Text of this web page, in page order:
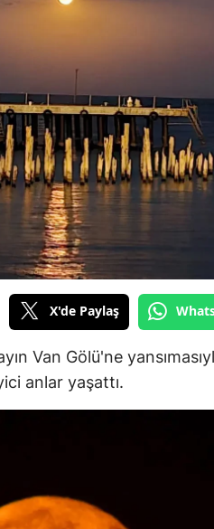
Bingöl
Bitlis
Bolu
Burdur
Bursa
Çanakkale
Çankırı
Çorum
Elazığ
X'de Paylaş
Van Gölü'ne
anlar yaşattı.